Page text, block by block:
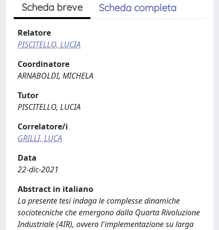
Scheda breve Scheda completa
Relatore
PISCITELLO, LUCIA
Coordinatore
ARNABOLDI, MICHELA
Tutor
PISCITELLO, LUCIA
Correlatore/i
GRILLI, LUCA
Data
22-dic-2021
Abstract in italiano
La presente tesi indaga le complesse dinamiche
sociotecniche che emergono dalla Quarta Rivoluzione
Industriale (4IR), ovvero l'implementazione su larga